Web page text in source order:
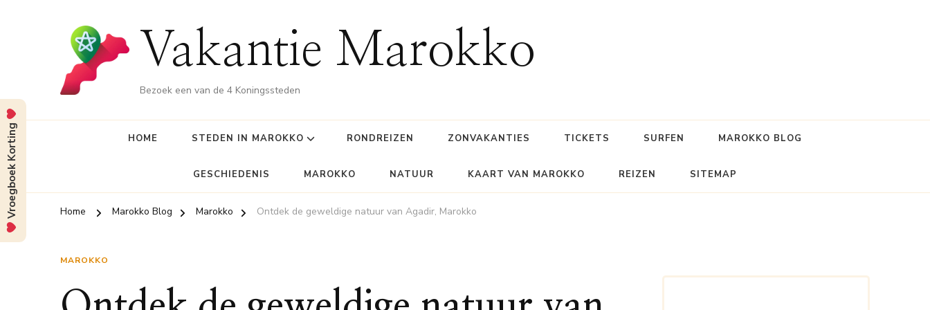
Vakantie Marokko
Bezoek een van de 4 Koningssteden
HOME STEDEN IN MAROKKO RONDREIZEN ZONVAKANTIES TICKETS SURFEN MAROKKO BLOG
GESCHIEDENIS MAROKKO NATUUR KAART VAN MAROKKO REIZEN SITEMAP
Home Marokko Blog Marokko Ontdek de geweldige natuur van Agadir, Marokko
MAROKKO
Vroegboek Korting